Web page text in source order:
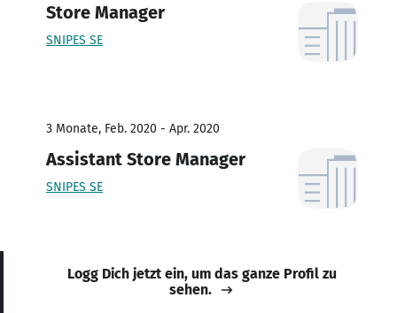
Store Manager
SNIPES SE
3 Monate, Feb. 2020 - Apr. 2020
Assistant Store Manager
SNIPES SE
Logg Dich jetzt ein, um das ganze Profil zu
sehen.